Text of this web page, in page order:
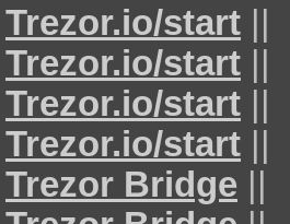
Trezor.io/start ||
Trezor.io/start ||
Trezor.io/start ||
Trezor.io/start ||
Trezor Bridge ||